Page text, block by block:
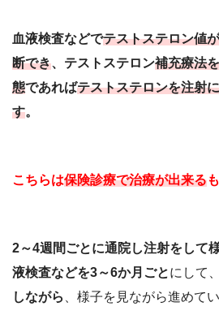
血液検査などでテストステロン値
断でき、テストステロン補充療法
態であればテストステロンを注射
す。
こちらは保険診療で治療が出来る
2～4週間ごとに通院し注射をして
液検査などを3～6か月ごとにして
しながら
、様子を見ながら進めて